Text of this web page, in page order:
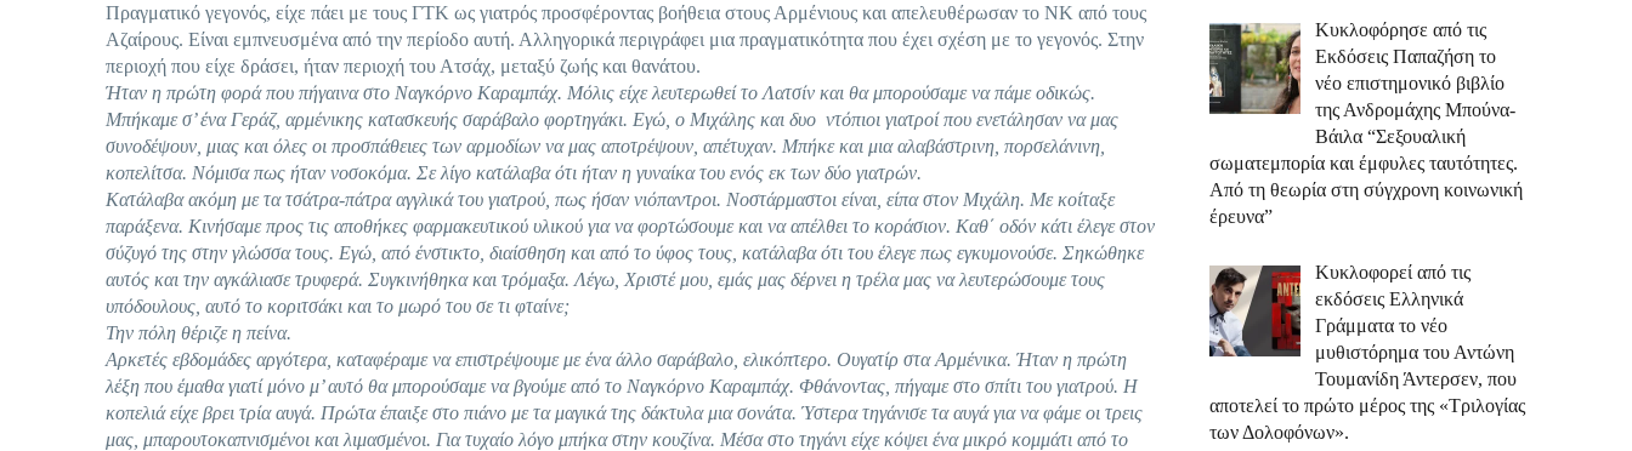
Πραγματικό γεγονός, είχε πάει με τους ΓΤΚ ως γιατρός προσφέροντας βοήθεια στους Αρμένιους και απελευθέρωσαν το ΝΚ από τους
Αζαίρους. Είναι εμπνευσμένα από την περίοδο αυτή. Αλληγορικά περιγράφει μια πραγματικότητα που έχει σχέση με το γεγονός. Στην
περιοχή που είχε δράσει, ήταν περιοχή του Ατσάχ, μεταξύ ζωής και θανάτου.
Ήταν η πρώτη φορά που πήγαινα στο Ναγκόρνο Καραμπάχ. Μόλις είχε λευτερωθεί το Λατσίν και θα μπορούσαμε να πάμε οδικώς.
Μπήκαμε σ’ ένα Γεράζ, αρμένικης κατασκευής σαράβαλο φορτηγάκι. Εγώ, ο Μιχάλης και δυο ντόπιοι γιατροί που ενετάλησαν να μας
συνοδέψουν, μιας και όλες οι προσπάθειες των αρμοδίων να μας αποτρέψουν, απέτυχαν. Μπήκε και μια αλαβάστρινη, πορσελάνινη,
κοπελίτσα. Νόμισα πως ήταν νοσοκόμα. Σε λίγο κατάλαβα ότι ήταν η γυναίκα του ενός εκ των δύο γιατρών.
Κατάλαβα ακόμη με τα τσάτρα-πάτρα αγγλικά του γιατρού, πως ήσαν νιόπαντροι. Νοστάρμαστοι είναι, είπα στον Μιχάλη. Με κοίταξε
παράξενα. Κινήσαμε προς τις αποθήκες φαρμακευτικού υλικού για να φορτώσουμε και να απέλθει το κοράσιον. Καθ΄ οδόν κάτι έλεγε στον
σύζυγό της στην γλώσσα τους. Εγώ, από ένστικτο, διαίσθηση και από το ύφος τους, κατάλαβα ότι του έλεγε πως εγκυμονούσε. Σηκώθηκε
αυτός και την αγκάλιασε τρυφερά. Συγκινήθηκα και τρόμαξα. Λέγω, Χριστέ μου, εμάς μας δέρνει η τρέλα μας να λευτερώσουμε τους
υπόδουλους, αυτό το κοριτσάκι και το μωρό του σε τι φταίνε;
Την πόλη θέριζε η πείνα.
Αρκετές εβδομάδες αργότερα, καταφέραμε να επιστρέψουμε με ένα άλλο σαράβαλο, ελικόπτερο. Ουγατίρ στα Αρμένικα. Ήταν η πρώτη
λέξη που έμαθα γιατί μόνο μ’ αυτό θα μπορούσαμε να βγούμε από το Ναγκόρνο Καραμπάχ. Φθάνοντας, πήγαμε στο σπίτι του γιατρού. Η
κοπελιά είχε βρει τρία αυγά. Πρώτα έπαιξε στο πιάνο με τα μαγικά της δάκτυλα μια σονάτα. Ύστερα τηγάνισε τα αυγά για να φάμε οι τρεις
μας, μπαρουτοκαπνισμένοι και λιμασμένοι. Για τυχαίο λόγο μπήκα στην κουζίνα. Μέσα στο τηγάνι είχε κόψει ένα μικρό κομμάτι από το
Κυκλοφόρησε από τις
Εκδόσεις Παπαζήση το
νέο επιστημονικό βιβλίο
της Ανδρομάχης Μπούνα-
Βάιλα “Σεξουαλική
σωματεμπορία και έμφυλες ταυτότητες.
Από τη θεωρία στη σύγχρονη κοινωνική
έρευνα”
Κυκλοφορεί από τις
εκδόσεις Ελληνικά
Γράμματα το νέο
μυθιστόρημα του Αντώνη
Τουμανίδη Άντερσεν, που
αποτελεί το πρώτο μέρος της «Τριλογίας
των Δολοφόνων».